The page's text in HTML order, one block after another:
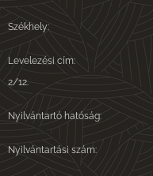
Székhely: 4028
Levelezési cím:
2/12.
Nyilvántartó hatóság:
Nyilvántartási